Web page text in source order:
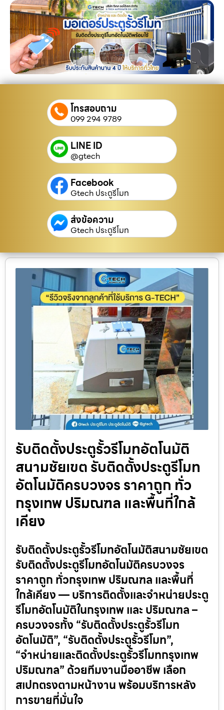
โทรสอบถาม
099 294 9789
LINE ID
@gtech
Facebook
Gtech ประตูรีโมท
ส่งข้อความ
Gtech ประตูรีโมท
รับติดตั้งประตูรั้วรีโมทอัตโนมัติ
สนามชัยเขต รับติดตั้งประตูรีโมท
อัตโนมัติครบวงจร ราคาถูก ทั่ว
กรุงเทพ ปริมณฑล และพื้นที่ใกล้
เคียง
รับติดตั้งประตูรั้วรีโมทอัตโนมัติสนามชัยเขต
รับติดตั้งประตูรีโมทอัตโนมัติครบวงจร
ราคาถูก ทั่วกรุงเทพ ปริมณฑล และพื้นที่
ใกล้เคียง — บริการติดตั้งและจำหน่ายประตู
รีโมทอัตโนมัติในกรุงเทพ และ ปริมณฑล –
ครบวงจรทั้ง “รับติดตั้งประตูรั้วรีโมท
อัตโนมัติ”, “รับติดตั้งประตูรั้วรีโมท”,
“จำหน่ายและติดตั้งประตูรั้วรีโมทกรุงเทพ
ปริมณฑล” ด้วยทีมงานมืออาชีพ เลือก
สเปกตรงตามหน้างาน พร้อมบริการหลัง
การขายที่มั่นใจ